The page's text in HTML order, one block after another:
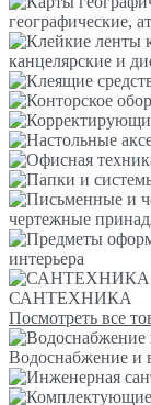
географические,
канцелярские и
чертежные
интерьера
САНТЕХНИКА
Посмотреть все
Водоснабжение и